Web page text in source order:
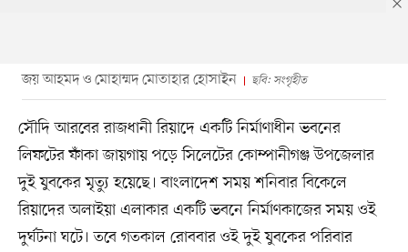
জয় আহমদ ও মোহাম্মদ মোতাহার হোসাইন ছবি: সংগৃহীত
সৌদি আরবের রাজধানী রিয়াদে একটি নির্মাণাধীন ভবনের
লিফটের ফাঁকা জায়গায় পড়ে সিলেটের কোম্পানীগঞ্জ উপজেলার
দুই যুবকের মৃত্যু হয়েছে। বাংলাদেশ সময় শনিবার বিকেলে
রিয়াদের অলাইয়া এলাকার একটি ভবনে নির্মাণকাজের সময় ওই
দুর্ঘটনা ঘটে। তবে গতকাল রোববার ওই দুই যুবকের পরিবার